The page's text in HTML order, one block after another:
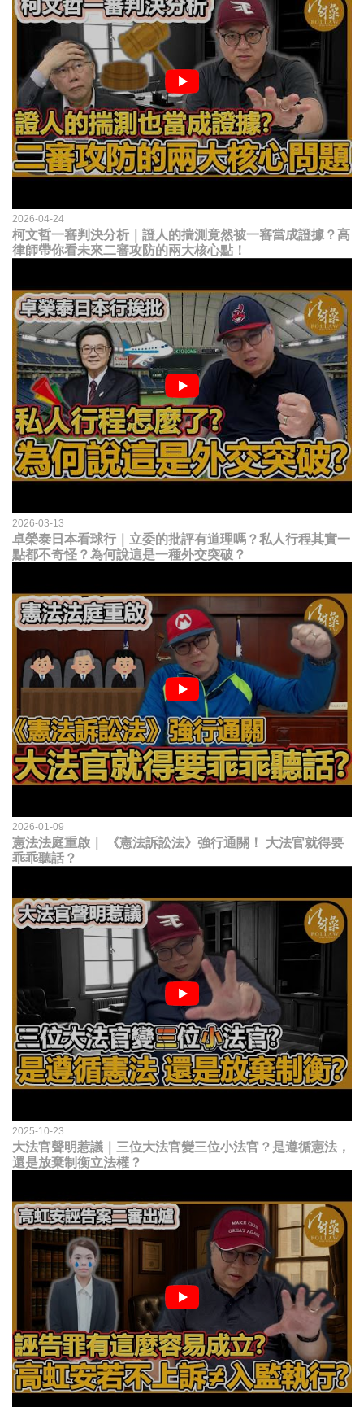
2026-04-24
柯文哲一審判決分析｜證人的揣測竟然被一審當成證據？高
律師帶你看未來二審攻防的兩大核心點！
2026-03-13
卓榮泰日本看球行｜立委的批評有道理嗎？私人行程其實一
點都不奇怪？為何說這是一種外交突破？
2026-01-09
憲法法庭重啟｜ 《憲法訴訟法》強行通關！ 大法官就得要
乖乖聽話？
2025-10-23
大法官聲明惹議｜三位大法官變三位小法官？是遵循憲法，
還是放棄制衡立法權？